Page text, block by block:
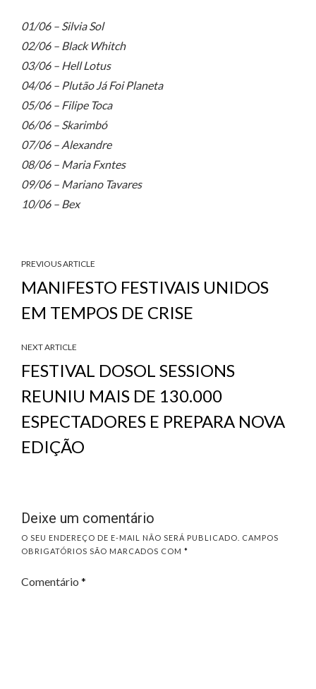
01/06 – Silvia Sol
02/06 – Black Whitch
03/06 – Hell Lotus
04/06 – Plutão Já Foi Planeta
05/06 – Filipe Toca
06/06 – Skarimbó
07/06 – Alexandre
08/06 – Maria Fxntes
09/06 – Mariano Tavares
10/06 – Bex
PREVIOUS ARTICLE
MANIFESTO FESTIVAIS UNIDOS
EM TEMPOS DE CRISE
NEXT ARTICLE
FESTIVAL DOSOL SESSIONS
REUNIU MAIS DE 130.000
ESPECTADORES E PREPARA NOVA
EDIÇÃO
Deixe um comentário
O SEU ENDEREÇO DE E-MAIL NÃO SERÁ PUBLICADO.
CAMPOS
OBRIGATÓRIOS SÃO MARCADOS COM *
Comentário *